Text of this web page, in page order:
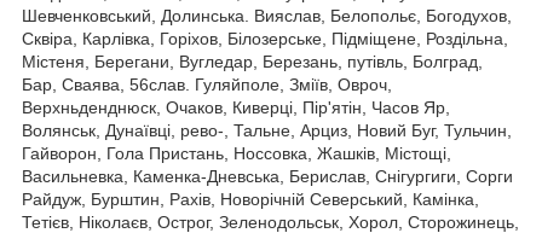
Шевченковський, Долинська. Вияслав, Белопольє, Богодухов,
Сквіра, Карлівка, Горіхов, Білозерське, Підміщене, Роздільна,
Містеня, Берегани, Вугледар, Березань, путівль, Болград,
Бар, Сваява, 56слав. Гуляйполе, Зміїв, Овроч,
Верхньденднюск, Очаков, Киверці, Пір'ятін, Часов Яр,
Волянськ, Дунаївці, рево-, Тальне, Арциз, Новий Буг, Тульчин,
Гайворон, Гола Пристань, Носсовка, Жашків, Містощі,
Васильневка, Каменка-Дневська, Берислав, Снігургиги, Сорги
Райдуж, Бурштин, Рахів, Новорічній Северський, Камінка,
Тетієв, Ніколаєв, Острог, Зеленодольськ, Хорол, Сторожинець,